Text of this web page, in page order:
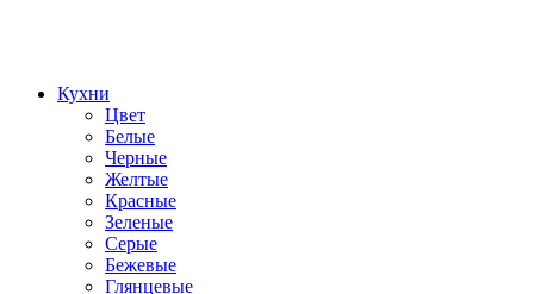
Кухни
Цвет
Белые
Черные
Желтые
Красные
Зеленые
Серые
Бежевые
Глянцевые